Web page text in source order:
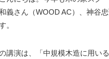
義さん（WOOD AC）、神谷
。
講演は、「中規模木造に用い